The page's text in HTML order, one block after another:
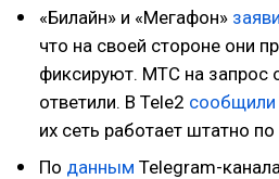
«Билайн» и «Мегафон»
что на своей стороне они
фиксируют. МТС на запрос
ответили. В Tele2 сообщили
их сеть работает штатно
По данным Telegram-